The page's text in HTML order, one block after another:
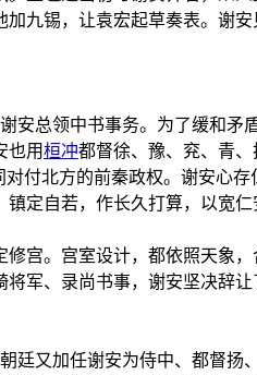
九锡，让袁宏起草奏表。谢
安总领中书事务。为了缓和矛
也用桓冲都督徐、豫、兖、青
付北方的前秦政权。谢安心
定自若，作长久打算，以宽
宫。宫室设计，都依照天象
军、录尚书事，谢安坚决辞
廷又加任谢安为侍中、都督扬